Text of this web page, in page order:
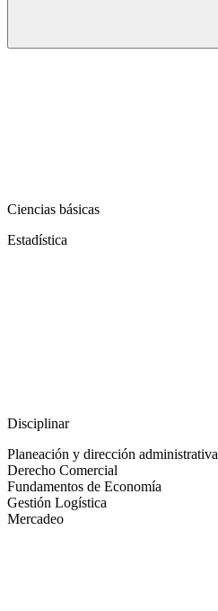
Ciencias básicas
Estadística
Disciplinar
Planeación y dirección administrativa
Derecho Comercial
Fundamentos de Economía
Gestión Logística
Mercadeo